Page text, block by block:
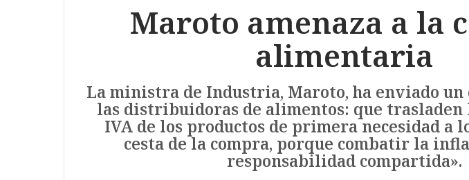
Maroto amenaza a la
alimentaria
La ministra de Industria, Maroto, ha enviado un
las distribuidoras de alimentos: que trasladen
IVA de los productos de primera necesidad a
cesta de la compra, porque combatir la
responsabilidad compartida».